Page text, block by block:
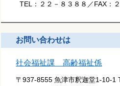
TEL：２２－８３８８／FAX：２
お問い合わせは
社会福祉課 高齢福祉係
〒937-8555 魚津市釈迦堂1-10-1